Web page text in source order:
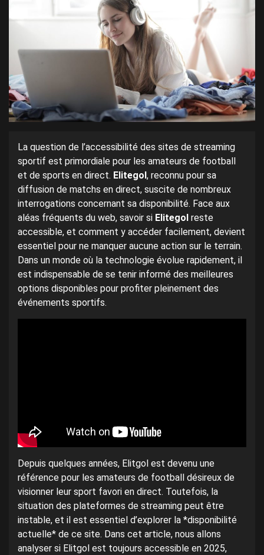
La question de l’accessibilité des sites de streaming
sportif est primordiale pour les amateurs de football
et de sports en direct. Elitegol, reconnu pour sa
diffusion de matchs en direct, suscite de nombreux
interrogations concernant sa disponibilité. Face aux
aléas fréquents du web, savoir si Elitegol reste
accessible, et comment y accéder facilement, devient
essentiel pour ne manquer aucune action sur le terrain.
Dans un monde où la technologie évolue rapidement, il
est indispensable de se tenir informé des meilleures
options disponibles pour profiter pleinement des
événements sportifs.
Depuis quelques années, Elitgol est devenu une
référence pour les amateurs de football désireux de
visionner leur sport favori en direct. Toutefois, la
situation des plateformes de streaming peut être
instable, et il est essentiel d’explorer la *disponibilité
actuelle* de ce site. Dans cet article, nous allons
analyser si Elitgol est toujours accessible en 2025,